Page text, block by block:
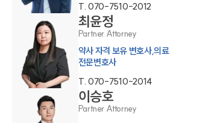
그룹소개
그룹소개
대륜의 강점
기업 의뢰인
T. 070-7510-2012
최윤정
Partner Attorney
약사 자격 보유 변호사,의료
전문변호사
T. 070-7510-2014
이승호
Partner Attorney